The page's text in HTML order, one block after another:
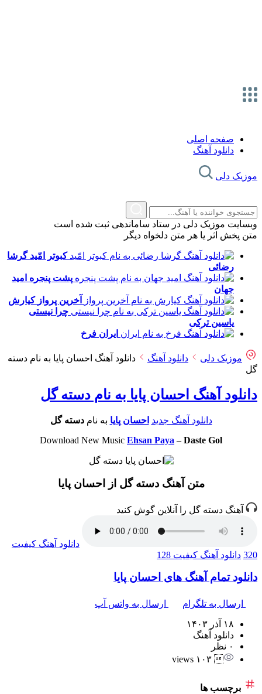
صفحه اصلی
دانلود آهنگ
موزیک دلی
وبسایت موزیک دلی در ستاد ساماندهی ثبت شده است
متن پخش اثر یا هر متن دلخواه دیگر
کبوتر امّید گرشا
رضائی
پشت پنجره امید
جهان
آخرین پرواز کیارش
چرا نیستی
یاسین ترکی
ایران فرخ
موزیک دلی دانلود آهنگ
دانلود آهنگ احسان پایا به نام دسته
گل
دانلود آهنگ احسان پایا به نام دسته گل
دانلود آهنگ جدید احسان پایا به نامدسته گل
Download New Music Ehsan Paya – Daste Gol
متن آهنگ دسته گل از احسان پایا
آهنگ دسته گل را آنلاین گوش کنید
دانلود آهنگ کیفیت
320 دانلود آهنگ کیفیت 128
دانلود تمام آهنگ های احسان پایا
ارسال به تلگرام ارسال به واتس آپ
۱۸ آذر ۱۴۰۳
دانلود آهنگ
۰ نظر
۱۰۳ views
برچسب ها